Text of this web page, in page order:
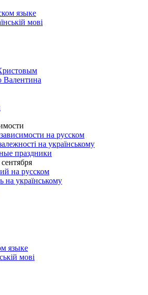
языке
мові
Валентина
на русском
на українському
праздники
на русском
на українському
языке
мові